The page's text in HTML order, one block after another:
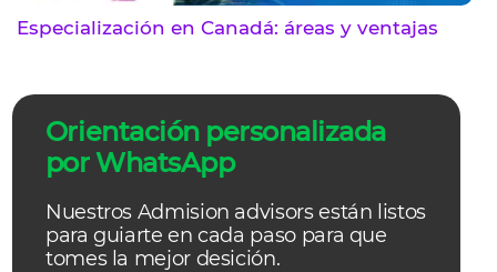
Especialización en Canadá: áreas y ventajas
Orientación personalizada
por WhatsApp
Nuestros Admision advisors están listos
para guiarte en cada paso para que
tomes la mejor desición.